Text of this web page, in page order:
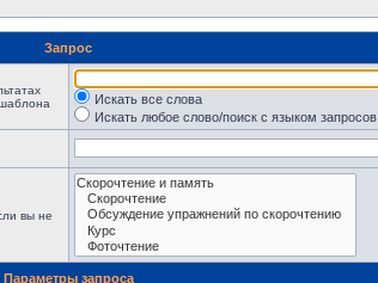
Запрос
Искать все слова
Искать любое слово/поиск с языком запросов
вы не
Параметры запроса